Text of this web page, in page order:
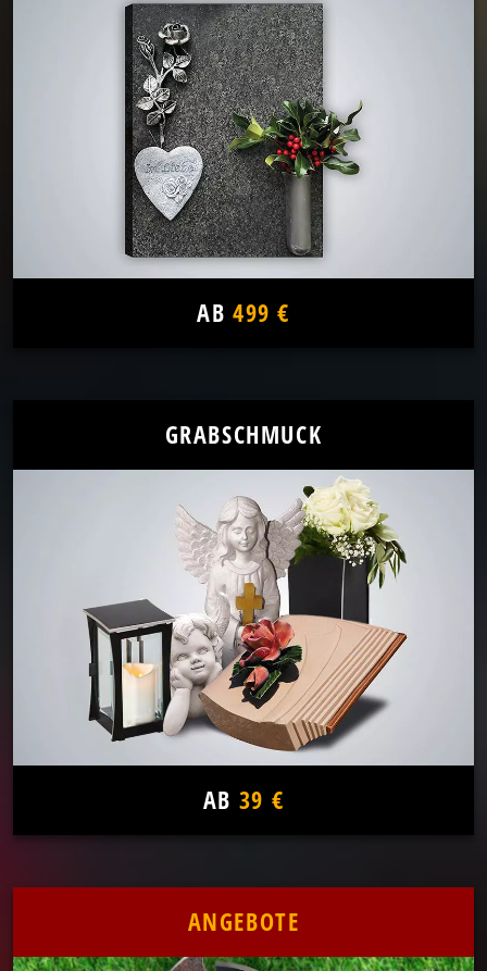
AB 499 €
GRABSCHMUCK
AB 39 €
ANGEBOTE